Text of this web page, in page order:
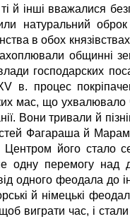
й інші вважалися
натуральний
в обох
общинні
господарских
в. процес
мас, що
Вони тривали й
Фагараша й
Центром його
одну перемогу над
одного феодала до
й німецькі
виграти час, і